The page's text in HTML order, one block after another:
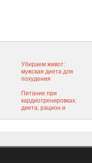
Убираем живот:
мужская диета для
похудения
Питание при
кардиотренировках:
диета, рацион и